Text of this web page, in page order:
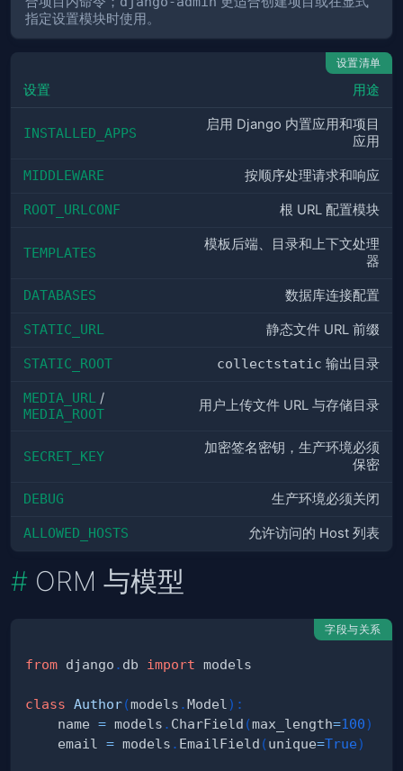
指定设置模块时使用。
设置清单
设置 用途
INSTALLED_APPS
启用 Django 内置应用和项目
应用
MIDDLEWARE 按顺序处理请求和响应
ROOT_URLCONF 根 URL 配置模块
TEMPLATES
模板后端、目录和上下文处理
器
DATABASES 数据库连接配置
STATIC_URL 静态文件 URL 前缀
STATIC_ROOT collectstatic 输出目录
MEDIA_URL /
MEDIA_ROOT
用户上传文件 URL 与存储目录
SECRET_KEY
加密签名密钥，生产环境必须
保密
DEBUG 生产环境必须关闭
ALLOWED_HOSTS 允许访问的 Host 列表
ORM 与模型
字段与关系
from django . db import
class Author(models .Model ) :
    name
= models . CharField (max_length=100)
    email
= models . EmailField (unique=True)